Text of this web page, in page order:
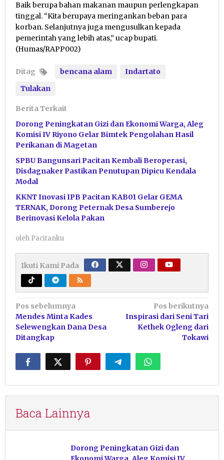
Baik berupa bahan makanan maupun perlengkapan
tinggal. “Kita berupaya meringankan beban para
korban. Selanjutnya juga mengusulkan kepada
pemerintah yang lebih atas,” ucap bupati.
(Humas/RAPP002)
Ditag bencana alam
Indartato
Tulakan
Berita Terkait
Dorong Peningkatan Gizi dan Ekonomi Warga, Aleg
Komisi IV Riyono Gelar Bimtek Pengolahan Hasil
Perikanan di Magetan
SPBU Bangunsari Pacitan Kembali Beroperasi,
Disdagnaker Pastikan Penutupan Dipicu Kendala
Modal
KKNT Inovasi IPB Pacitan KAB01 Gelar GEMA
TERNAK, Dorong Peternak Desa Sumberejo
Berinovasi Kelola Pakan
oleh Pacitanku
Ikuti Kami Pada
Navigasi
pos
Pos sebelumnya
Mendes Minta Kades
Selewengkan Dana Desa
Ditangkap
Pos berikutnya
Inspirasi dari Seni Tari
Kethek Ogleng dari
Tokawi
Baca Lainnya
Dorong Peningkatan Gizi dan